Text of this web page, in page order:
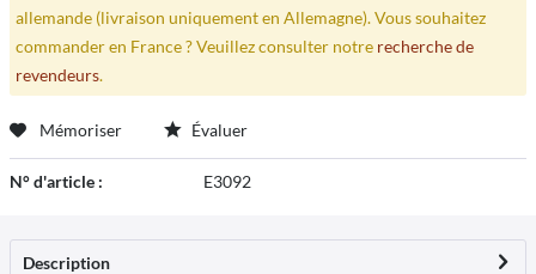
allemande (livraison uniquement en Allemagne). Vous souhaitez
commander en France ? Veuillez consulter notre recherche de
revendeurs.
Mémoriser Évaluer
N° d'article : E3092
Description